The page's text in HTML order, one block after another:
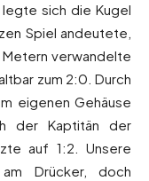
sich die Kugel
Spiel andeutete,
verwandelte
zum 2:0. Durch
eigenen Gehäuse
der Kaptitän der
auf 1:2. Unsere
Drücker, doch